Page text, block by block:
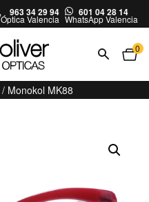
963 34 29 94
Óptica Valencia
601 04 28 14
WhatsApp Valencia
0
/ Monokol MK88